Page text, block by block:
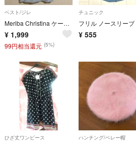
ベスト/ジレ
Meriba Christina ケーブル編みベストL綿100% 春夏ゆったり
¥ 1,999
99円相当還元 (5%)
チュニック
¥ 555
ひざ丈ワンピース ハンチング/ベレー帽